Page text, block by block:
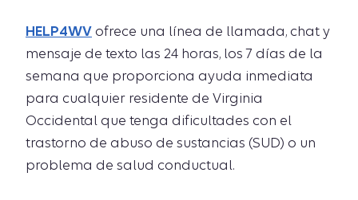
HELP4WV ofrece una línea de llamada, chat y
mensaje de texto las 24 horas, los 7 días de la
semana que proporciona ayuda inmediata
para cualquier residente de Virginia
Occidental que tenga dificultades con el
trastorno de abuso de sustancias (SUD) o un
problema de salud conductual.